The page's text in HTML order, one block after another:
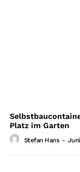
Platz im Garten
Stefan Hans -